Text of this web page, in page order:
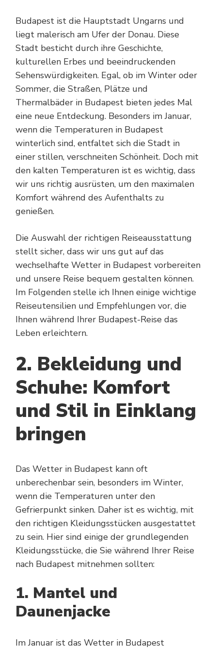
Budapest ist die Hauptstadt Ungarns und
liegt malerisch am Ufer der Donau. Diese
Stadt besticht durch ihre Geschichte,
kulturellen Erbes und beeindruckenden
Sehenswürdigkeiten. Egal, ob im Winter oder
Sommer, die Straßen, Plätze und
Thermalbäder in Budapest bieten jedes Mal
eine neue Entdeckung. Besonders im Januar,
wenn die Temperaturen in Budapest
winterlich sind, entfaltet sich die Stadt in
einer stillen, verschneiten Schönheit. Doch mit
den kalten Temperaturen ist es wichtig, dass
wir uns richtig ausrüsten, um den maximalen
Komfort während des Aufenthalts zu
genießen.
Die Auswahl der richtigen Reiseausstattung
stellt sicher, dass wir uns gut auf das
wechselhafte Wetter in Budapest vorbereiten
und unsere Reise bequem gestalten können.
Im Folgenden stelle ich Ihnen einige wichtige
Reiseutensilien und Empfehlungen vor, die
Ihnen während Ihrer Budapest-Reise das
Leben erleichtern.
2. Bekleidung und
Schuhe: Komfort
und Stil in Einklang
bringen
Das Wetter in Budapest kann oft
unberechenbar sein, besonders im Winter,
wenn die Temperaturen unter den
Gefrierpunkt sinken. Daher ist es wichtig, mit
den richtigen Kleidungsstücken ausgestattet
zu sein. Hier sind einige der grundlegenden
Kleidungsstücke, die Sie während Ihrer Reise
nach Budapest mitnehmen sollten:
1. Mantel und
Daunenjacke
Im Januar ist das Wetter in Budapest